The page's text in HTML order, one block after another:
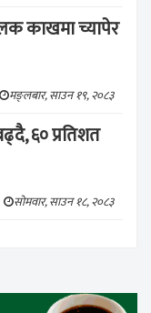
काखमा च्यापेर
मङ्लबार, साउन १९, २०८३
६० प्रतिशत
सोमवार, साउन १८, २०८३